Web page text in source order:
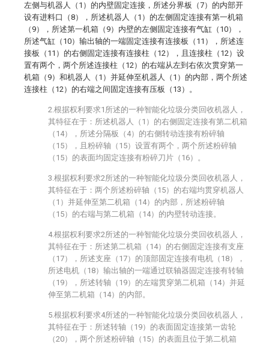
左侧与机器人（1）的内壁固定连接，所述分界板（7）的内部开
设有进料口（8），所述机器人（1）的左侧固定连接有第一机箱
（9），所述第一机箱（9）内壁的左侧固定连接有气缸（10），
所述气缸（10）输出轴的一端固定连接有连接板（11），所述连
接板（11）的右侧固定连接有连接柱（12），且连接柱（12）设
置有两个，两个所述连接柱（12）的右端从左到右依次贯穿第一
机箱（9）和机器人（1）并延伸至机器人（1）的内部，两个所述
连接柱（12）的右端之间固定连接有压板（13）。
2.根据权利要求1所述的一种智能化垃圾分类回收机器人，
其特征在于：所述机器人（1）的右侧固定连接有第二机箱
（14），所述分隔板（4）的右侧转动连接有粉碎轴
（15），且粉碎轴（15）设置有两个，两个所述粉碎轴
（15）的表面均固定连接有粉碎刀片（16）。
3.根据权利要求2所述的一种智能化垃圾分类回收机器人，
其特征在于：两个所述粉碎轴（15）的右端均贯穿机器人
（1）并延伸至第二机箱（14）的内部，所述粉碎轴
（15）的右端与第二机箱（14）的内壁转动连接。
4.根据权利要求2所述的一种智能化垃圾分类回收机器人，
其特征在于：所述第二机箱（14）的右侧固定连接有支座
（17），所述支座（17）的顶部固定连接有电机（18），
所述电机（18）输出轴的一端通过联轴器固定连接有转轴
（19），所述转轴（19）的左端贯穿第二机箱（14）并延
伸至第二机箱（14）的内部。
5.根据权利要求4所述的一种智能化垃圾分类回收机器人，
其特征在于：所述转轴（19）的表面固定连接第一齿轮
（20），两个所述粉碎轴（15）的表面且位于第二机箱